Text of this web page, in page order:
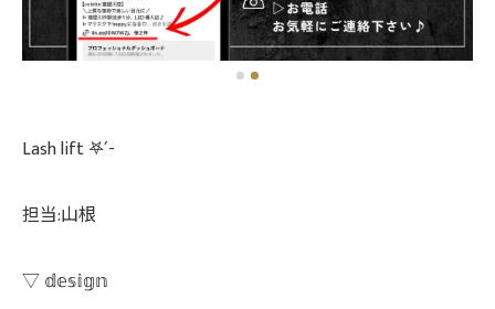
Lash lift 𖤐´-
担当:山根
▽ 𝕕𝕖𝕤𝕚𝕘𝕟